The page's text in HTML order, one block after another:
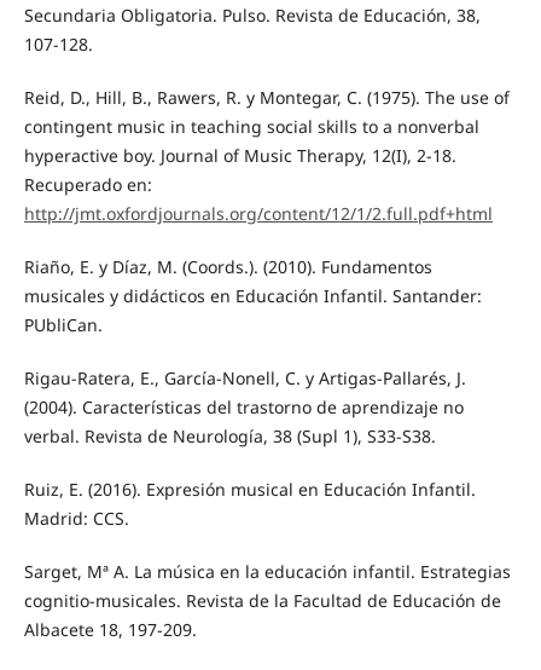
Secundaria Obligatoria. Pulso. Revista de Educación, 38,
107-128.
Reid, D., Hill, B., Rawers, R. y Montegar, C. (1975). The use of
contingent music in teaching social skills to a nonverbal
hyperactive boy. Journal of Music Therapy, 12(I), 2-18.
Recuperado en:
http://jmt.oxfordjournals.org/content/12/1/2.full.pdf+html
Riaño, E. y Díaz, M. (Coords.). (2010). Fundamentos
musicales y didácticos en Educación Infantil. Santander:
PUbliCan.
Rigau-Ratera, E., García-Nonell, C. y Artigas-Pallarés, J.
(2004). Características del trastorno de aprendizaje no
verbal. Revista de Neurología, 38 (Supl 1), S33-S38.
Ruiz, E. (2016). Expresión musical en Educación Infantil.
Madrid: CCS.
Sarget, Mª A. La música en la educación infantil. Estrategias
cognitio-musicales. Revista de la Facultad de Educación de
Albacete 18, 197-209.